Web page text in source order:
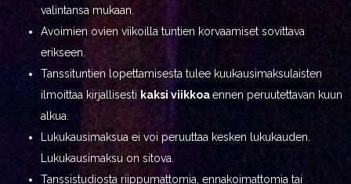
valintansa mukaan.
Avoimien ovien viikoilla tuntien korvaamiset sovittava
erikseen.
Tanssituntien lopettamisesta tulee kuukausimaksulaisten
ilmoittaa kirjallisesti kaksi viikkoaennen peruutettavan kuun
alkua.
Lukukausimaksua ei voi peruuttaa kesken lukukauden.
Lukukausimaksu on sitova.
Tanssistudiosta riippumattomia, ennakoimattomia tai